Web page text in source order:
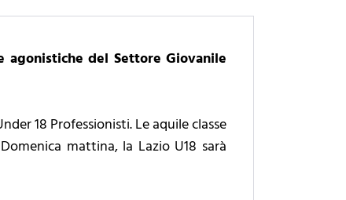
del Settore Giovanile
18 Professionisti. Le aquile classe
mattina, la Lazio U18 sarà